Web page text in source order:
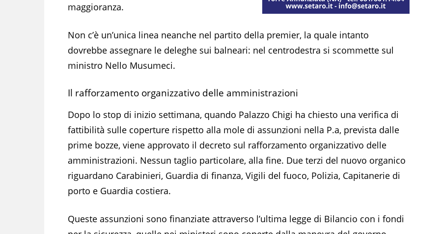
maggioranza.
Non c’è un’unica linea neanche nel partito della premier, la quale intanto
dovrebbe assegnare le deleghe sui balneari: nel centrodestra si scommette sul
ministro Nello Musumeci.
Il rafforzamento organizzativo delle amministrazioni
Dopo lo stop di inizio settimana, quando Palazzo Chigi ha chiesto una verifica di
fattibilità sulle coperture rispetto alla mole di assunzioni nella P.a, prevista dalle
prime bozze, viene approvato il decreto sul rafforzamento organizzativo delle
amministrazioni. Nessun taglio particolare, alla fine. Due terzi del nuovo organico
riguardano Carabinieri, Guardia di finanza, Vigili del fuoco, Polizia, Capitanerie di
porto e Guardia costiera.
Queste assunzioni sono finanziate attraverso l’ultima legge di Bilancio con i fondi